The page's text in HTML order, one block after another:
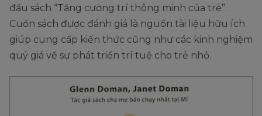
đầu sách “Tăng cường trí thông minh của trẻ”.
Cuốn sách được đánh giá là nguồn tài liệu hữu ích
giúp cung cấp kiến thức cũng như các kinh nghiệm
quý giá về sự phát triển trí tuệ cho trẻ nhỏ.